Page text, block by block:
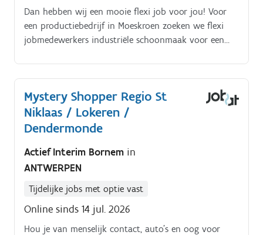
Dan hebben wij een mooie flexi job voor jou! Voor
een productiebedrijf in Moeskroen zoeken we flexi
jobmedewerkers industriële schoonmaak voor een
Mystery Shopper Regio St
Niklaas / Lokeren /
Dendermonde
Actief Interim Bornem in
ANTWERPEN
Tijdelijke jobs met optie vast
Online sinds 14 jul. 2026
Hou je van menselijk contact, auto’s en oog voor